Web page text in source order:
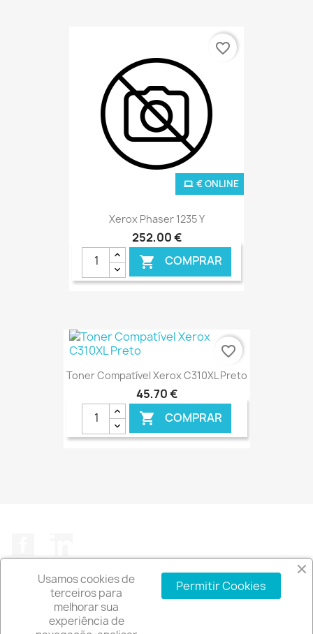
Xerox Phaser 1235 Y
252,00 €
 COMPRAR
€ ONLINE
favorite_border
Toner Compatível Xerox C310XL Preto
45,70 €
 COMPRAR
favorite_border
A EMPRESA
Usamos cookies de
terceiros para
melhorar sua
experiência de
Permitir Cookies